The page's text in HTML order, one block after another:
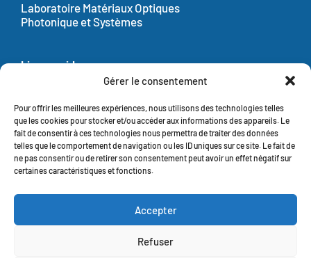
Gérer le consentement
Pour offrir les meilleures expériences, nous utilisons des technologies telles
que les cookies pour stocker et/ou accéder aux informations des appareils. Le
fait de consentir à ces technologies nous permettra de traiter des données
telles que le comportement de navigation ou les ID uniques sur ce site. Le fait de
ne pas consentir ou de retirer son consentement peut avoir un effet négatif sur
certaines caractéristiques et fonctions.
Accepter
Refuser
Laboratoire Matériaux Optiques
Photonique et Systèmes
Liens rapides
Contact
Recrutements
GRR (réservations des ressources)
Mentions légales Aide à la navigation